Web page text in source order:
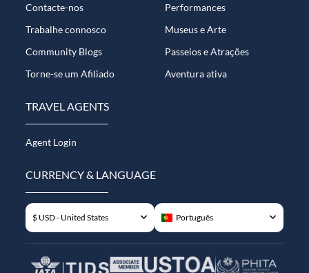
Contacte-nos
Trabalhe connosco
Community Blogs
Torne-se um Afiliado
Performances
Museus e Arte
Passeios e Atrações
Aventura ativa
TRAVEL AGENTS
Agent Login
CURRENCY & LANGUAGE
$ USD - United States Português